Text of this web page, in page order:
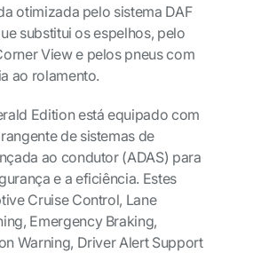
otimizada pelo sistema DAF
substitui os espelhos, pelo
View e pelos pneus com
ao rolamento.
Edition está equipado com
de sistemas de
ao condutor (ADAS) para
e a eficiência. Estes
Cruise Control, Lane
Emergency Braking,
Warning, Driver Alert Support